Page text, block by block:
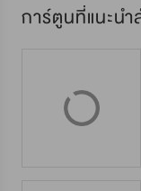
การ์ตูนที่แนะน